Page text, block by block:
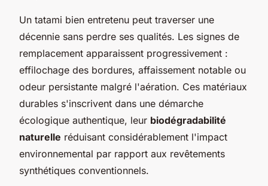
Un tatami bien entretenu peut traverser une
décennie sans perdre ses qualités. Les signes de
remplacement apparaissent progressivement :
effilochage des bordures, affaissement notable ou
odeur persistante malgré l'aération. Ces matériaux
durables s'inscrivent dans une démarche
écologique authentique, leur biodégradabilité
naturelle réduisant considérablement l'impact
environnemental par rapport aux revêtements
synthétiques conventionnels.